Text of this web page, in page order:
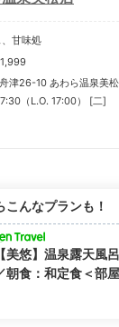
甘味処
津26-10 あわら温泉美松
（L.O. 17:00） [二]
（L.O. 17:00） [六]
[日] 10:00 -
こんなプランも！
美悠】温泉露天風
朝食：和定食＜部